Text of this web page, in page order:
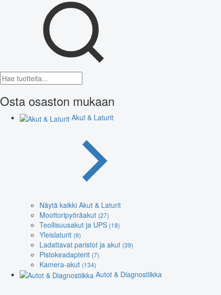
Osta osaston mukaan
Akut & Laturit
Näytä kaikki Akut & Laturit
Moottoripyöräakut (27)
Teollisuusakut ja UPS (18)
Yleislaturit (9)
Ladattavat paristot ja akut (39)
Pistokeadapterit (7)
Kamera-akut (134)
Autot & Diagnostiikka